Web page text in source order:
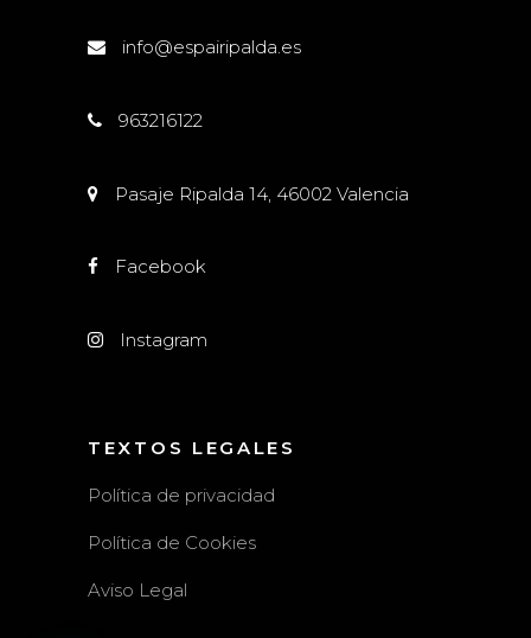
info@espairipalda.es
963216122
Pasaje Ripalda 14, 46002 Valencia
Facebook
Instagram
TEXTOS LEGALES
Política de privacidad
Política de Cookies
Aviso Legal